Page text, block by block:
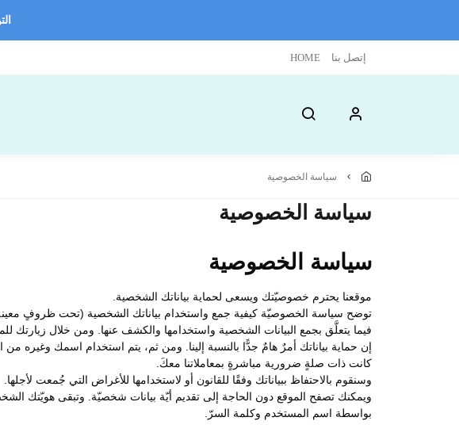
إتصل بنا HOME
سياسة الخصوصية
سياسة الخصوصية
سياسة الخصوصية
موقعنا يحترم خصوصيّتك ويسعى لحماية بياناتك الشخصية.
توضح سياسة الخصوصيّة كيفية جمع واستخدام بياناتك الشخصية (تحت ظروفٍ
فيما يتعلَّق بجمع البيانات الشخصية واستخدامها والكشف عنها. ومن خلال
إن حماية بياناتك أمرٌ هامٌ جدًّا بالنسبة إلينا. ومن ثم، يتم استخدام اسمك وغيره
كانت ذات صلةٍ ضرورية مباشرةٍ بمعاملاتنا معكَ.
وسنقوم بالاحتفاظ ببياناتك وفقًا للقانون أو لاستخدامها للأغراض التي جُمعت لأجلها.
ويمكنك تصفح الموقع دون الحاجة إلى تقديم أيّة بيانات شخصيّة. وتبقى هويّتك
بواسطة اسم المستخدم وكلمة السرّ.